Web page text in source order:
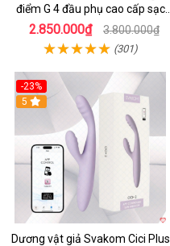
điểm G 4 đầu phụ cao cấp sạc
tiện lợi
2.850.000₫ 3.800.000₫
(301)
-23%
5
Dương vật giả Svakom Cici Plus